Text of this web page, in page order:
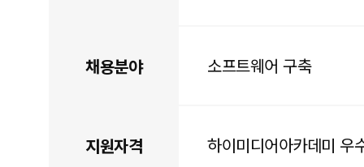
채용분야 소프트웨어 구축
지원자격 하이미디어아카데미